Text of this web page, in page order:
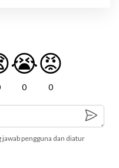
😭
0
😡
0
pengguna dan diatur